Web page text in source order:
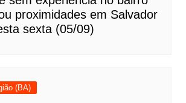
proximidades em Salvador
sexta (05/09)
(BA)